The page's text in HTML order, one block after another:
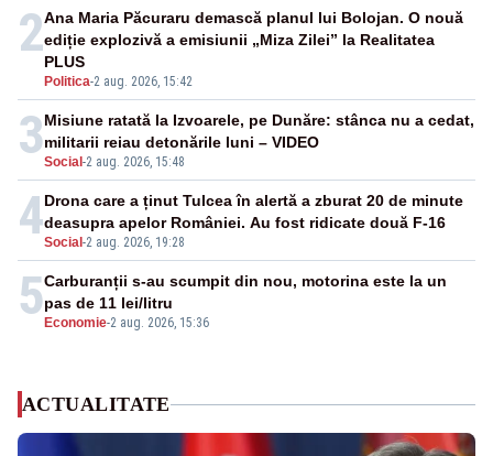
2
Politica-2 aug. 2026, 15:42
Ana Maria Păcuraru demască planul lui Bolojan. O nouă
ediție explozivă a emisiunii „Miza Zilei” la Realitatea
PLUS
3Social -2 aug. 2026, 15:48
Misiune ratată la Izvoarele, pe Dunăre: stânca nu a cedat,
militarii reiau detonările luni – VIDEO
4Social -2 aug. 2026, 19:28
Drona care a ținut Tulcea în alertă a zburat 20 de minute
deasupra apelor României. Au fost ridicate două F-16
5 Economie-2 aug. 2026, 15:36
Carburanții s-au scumpit din nou, motorina este la un
pas de 11 lei/litru
ACTUALITATE